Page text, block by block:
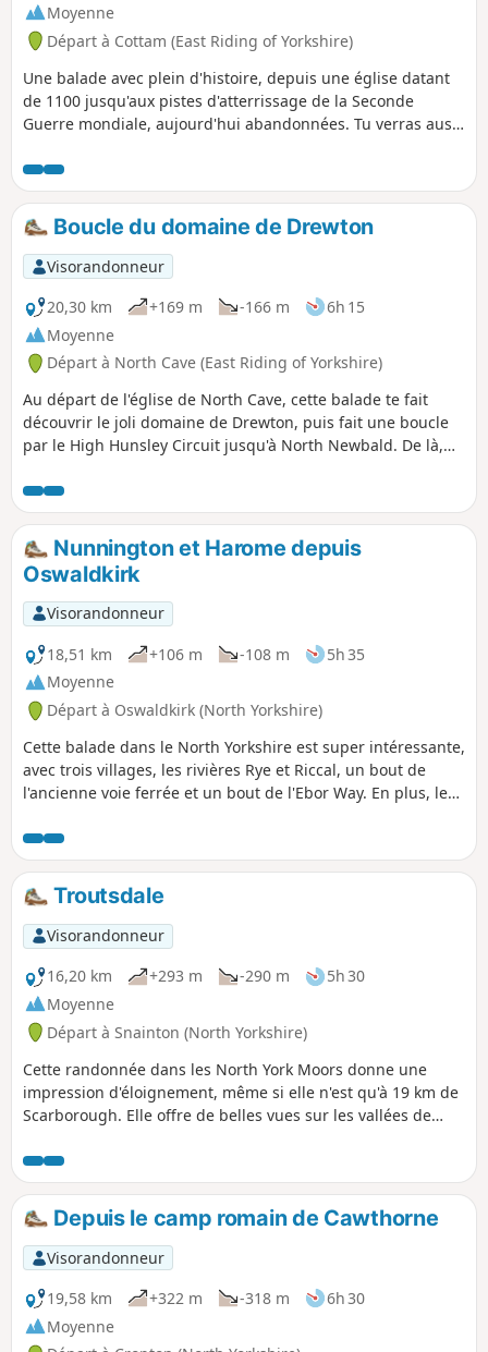
Moyenne
Départ à Cottam (East Riding of Yorkshire)
Une balade avec plein d'histoire, depuis une église datant
de 1100 jusqu'aux pistes d'atterrissage de la Seconde
Guerre mondiale, aujourd'hui abandonnées. Tu verras aussi
médiéval. Il y a quelques variantes de cette balade. Si tu
sais utiliser les cartes OS, il y a plein de sentiers balisés
pour rallonger ou raccourcir la balade. L'itinéraire proposé
est fait pour montrer les trucs les plus intéressants à voir !
Boucle du domaine de Drewton
Visorandonneur
20,30 km
+169 m -166 m
6h 15
Moyenne
Départ à North Cave (East Riding of Yorkshire)
Au départ de l'église de North Cave, cette balade te fait
découvrir le joli domaine de Drewton, puis fait une boucle
par le High Hunsley Circuit jusqu'à North Newbald. De là,
North Cave.
Nunnington et Harome depuis
Oswaldkirk
Visorandonneur
18,51 km
+106 m -108 m
5h 35
Moyenne
Départ à Oswaldkirk (North Yorkshire)
Cette balade dans le North Yorkshire est super intéressante,
avec trois villages, les rivières Rye et Riccal, un bout de
l'ancienne voie ferrée et un bout de l'Ebor Way. En plus, le
Troutsdale
Visorandonneur
16,20 km
+293 m -290 m
5h 30
Moyenne
Départ à Snainton (North Yorkshire)
Cette randonnée dans les North York Moors donne une
impression d'éloignement, même si elle n'est qu'à 19 km de
Scarborough. Elle offre de belles vues sur les vallées de
partie recouverte de grandes étendues forestières.
L'itinéraire est généralement facile à suivre.
Depuis le camp romain de Cawthorne
Visorandonneur
19,58 km
+322 m -318 m
6h 30
Moyenne